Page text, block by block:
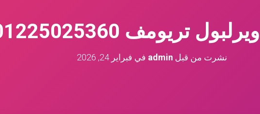
تريومف 01225025360
نشرت من قبل admin في فبراير 24, 2026